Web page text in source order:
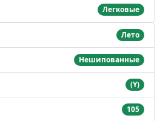
Легковые
Лето
Нешипованные
(Y)
105